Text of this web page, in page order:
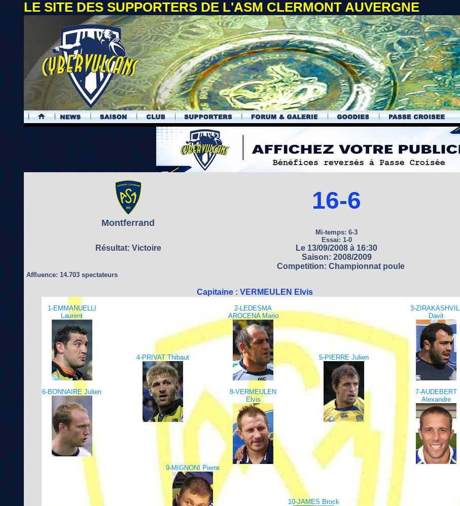
LE SITE DES SUPPORTERS DE L'ASM CLERMONT AUVERGNE
.
Montferrand
16-6
Mi-temps: 6-3
Essai: 1-0
Résultat: Victoire Le 13/09/2008 à 16:30
Saison: 2008/2009
Competition: Championnat poule
Affluence: 14.703 spectateurs
Capitaine : VERMEULEN Elvis
1-EMMANUELLI
Laurent
2-LEDESMA
AROCENA Mario
3-ZIRAKASHVILI
Davit
4-PRIVAT Thibaut 5-PIERRE Julien
6-BONNAIRE Julien
8-VERMEULEN
Elvis
7-AUDEBERT
Alexandre
9-MIGNONI Pierre
10-JAMES Brock